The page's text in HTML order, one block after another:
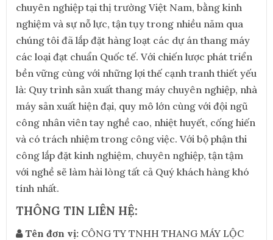
chuyên nghiệp tại thị trường Việt Nam, bằng kinh
nghiệm và sự nỗ lực, tận tụy trong nhiều năm qua
chúng tôi đã lắp đặt hàng loạt các dự án thang máy
các loại đạt chuẩn Quốc tế. Với chiến lược phát triển
bền vững cùng với những lợi thế cạnh tranh thiết yếu
là: Quy trình sản xuất thang máy chuyên nghiệp, nhà
máy sản xuất hiện đại, quy mô lớn cùng với đội ngũ
công nhân viên tay nghề cao, nhiệt huyết, cống hiến
và có trách nhiệm trong công việc. Với bộ phận thi
công lắp đặt kinh nghiệm, chuyên nghiệp, tận tậm
với nghề sẽ làm hài lòng tất cả Quý khách hàng khó
tính nhất.
THÔNG TIN LIÊN HỆ:
Tên đơn vị: CÔNG TY TNHH THANG MÁY LỘC